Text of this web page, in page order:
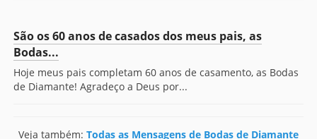
São os 60 anos de casados dos meus pais, as
Bodas...
Hoje meus pais completam 60 anos de casamento, as Bodas
de Diamante! Agradeço a Deus por...
Veja também: Todas as Mensagens de Bodas de Diamante